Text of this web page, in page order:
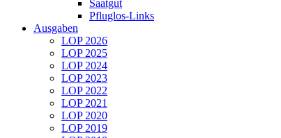
Saatgut
Pfluglos-Links
Ausgaben
LOP 2026
LOP 2025
LOP 2024
LOP 2023
LOP 2022
LOP 2021
LOP 2020
LOP 2019